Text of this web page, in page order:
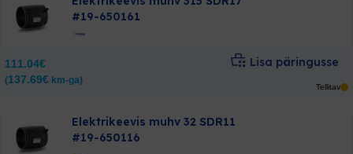
#19-650161
111.04€
(137.69€ km-ga)
Lisa päringusse
Tellitav
Elektrikeevis muhv 32 SDR11
#19-650116